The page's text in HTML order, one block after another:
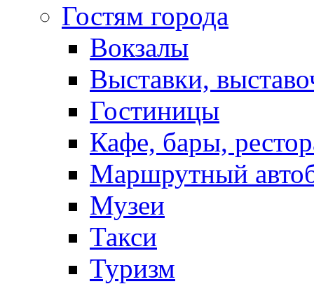
Гостям города
Вокзалы
Выставки,
Гостиницы
Кафе, бары,
Маршрутный
Музеи
Такси
Туризм